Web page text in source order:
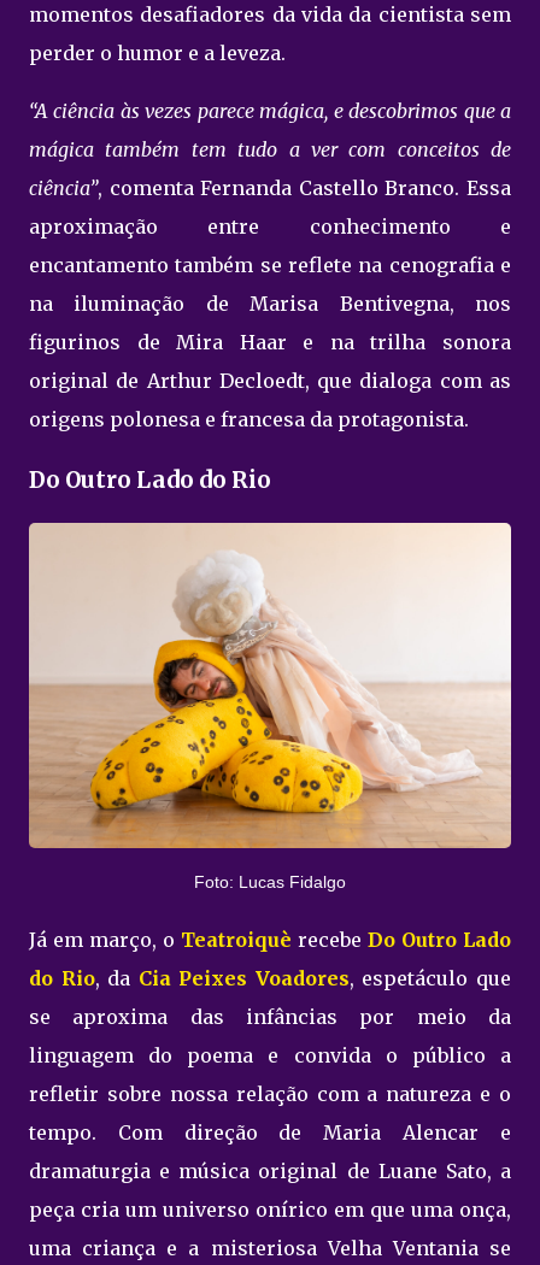
momentos desafiadores da vida da cientista sem
perder o humor e a leveza.
“A ciência às vezes parece mágica, e descobrimos que a
mágica também tem tudo a ver com conceitos de
ciência”, comenta Fernanda Castello Branco. Essa
aproximação entre conhecimento e
encantamento também se reflete na cenografia e
na iluminação de Marisa Bentivegna, nos
figurinos de Mira Haar e na trilha sonora
original de Arthur Decloedt, que dialoga com as
origens polonesa e francesa da protagonista.
Do Outro Lado do Rio
Foto: Lucas Fidalgo
Já em março, o Teatroiquè recebe Do Outro Lado
do Rio, da Cia Peixes Voadores, espetáculo que
se aproxima das infâncias por meio da
linguagem do poema e convida o público a
refletir sobre nossa relação com a natureza e o
tempo. Com direção de Maria Alencar e
dramaturgia e música original de Luane Sato, a
peça cria um universo onírico em que uma onça,
uma criança e a misteriosa Velha Ventania se